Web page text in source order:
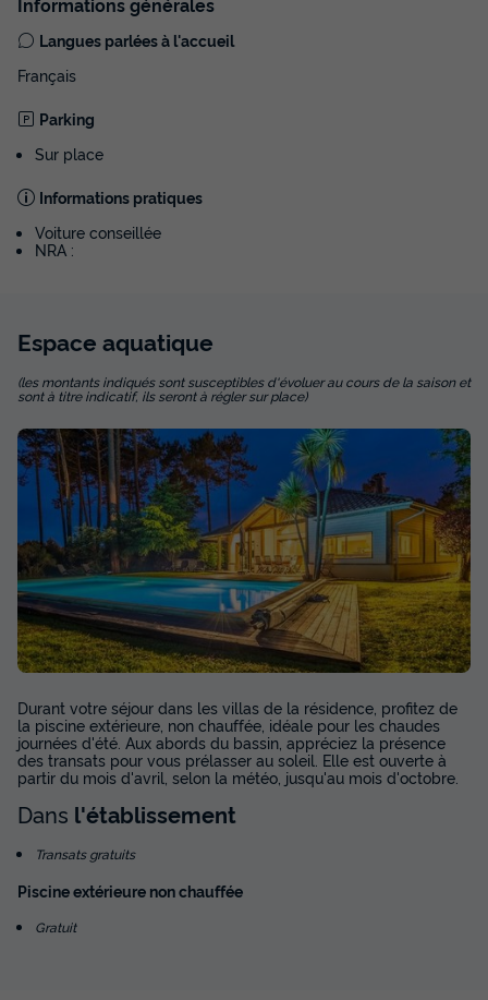
Langues parlées à l'accueil
Français
Parking
Sur place
Informations pratiques
Voiture conseillée
NRA :
Espace aquatique
(les montants indiqués sont susceptibles d'évoluer au cours de la saison et
sont à titre indicatif, ils seront à régler sur place)
Durant votre séjour dans les villas de la résidence, profitez de
la piscine extérieure, non chauffée, idéale pour les chaudes
journées d'été. Aux abords du bassin, appréciez la présence
des transats pour vous prélasser au soleil. Elle est ouverte à
partir du mois d'avril, selon la météo, jusqu'au mois d'octobre.
Dans l'établissement
Transats gratuits
Piscine extérieure non chauffée
Gratuit